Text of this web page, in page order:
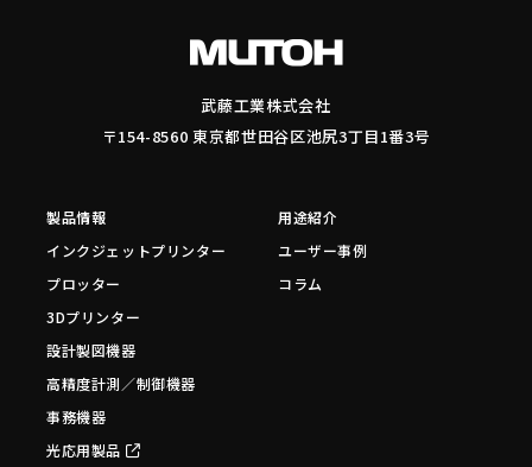
武藤工業株式会社
〒154-8560 東京都世田谷区池尻3丁目1番3号
製品情報
インクジェットプリンター
プロッター
3Dプリンター
設計製図機器
高精度計測／制御機器
事務機器
光応用製品
用途紹介
ユーザー事例
コラム